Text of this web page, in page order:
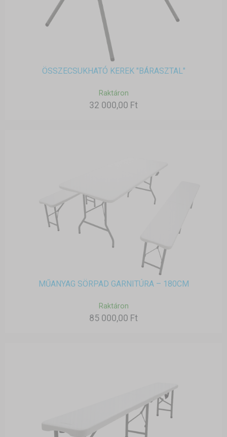
ÖSSZECSUKHATÓ KEREK "BÁRASZTAL"
Raktáron
32 000,00 Ft
MŰANYAG SÖRPAD GARNITÚRA – 180CM
Raktáron
85 000,00 Ft